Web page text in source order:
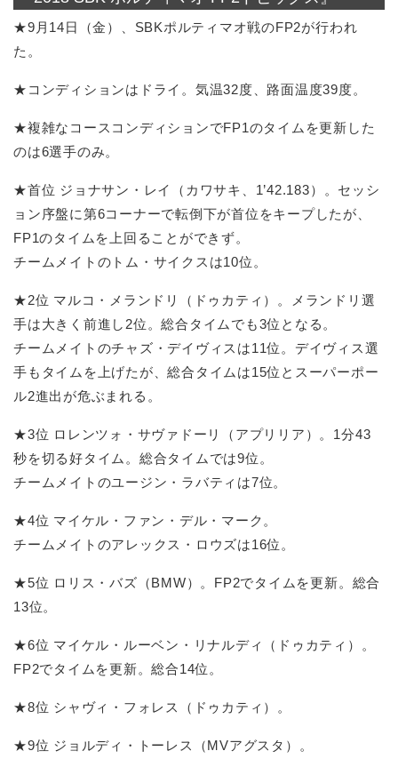
★9月14日（金）、SBKポルティマオ戦のFP2が行われ
た。
★コンディションはドライ。気温32度、路面温度39度。
★複雑なコースコンディションでFP1のタイムを更新した
のは6選手のみ。
★首位 ジョナサン・レイ（カワサキ、1’42.183）。セッシ
ョン序盤に第6コーナーで転倒下が首位をキープしたが、
FP1のタイムを上回ることができず。
チームメイトのトム・サイクスは10位。
★2位 マルコ・メランドリ（ドゥカティ）。メランドリ選
手は大きく前進し2位。総合タイムでも3位となる。
チームメイトのチャズ・デイヴィスは11位。デイヴィス選
手もタイムを上げたが、総合タイムは15位とスーパーポー
ル2進出が危ぶまれる。
★3位 ロレンツォ・サヴァドーリ（アプリリア）。1分43
秒を切る好タイム。総合タイムでは9位。
チームメイトのユージン・ラバティは7位。
★4位 マイケル・ファン・デル・マーク。
チームメイトのアレックス・ロウズは16位。
★5位 ロリス・バズ（BMW）。FP2でタイムを更新。総合
13位。
★6位 マイケル・ルーベン・リナルディ（ドゥカティ）。
FP2でタイムを更新。総合14位。
★8位 シャヴィ・フォレス（ドゥカティ）。
★9位 ジョルディ・トーレス（MVアグスタ）。